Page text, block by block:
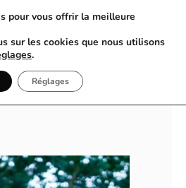
avec Cab
Paris
pour vous offrir la meilleure
sur les cookies que nous utilisons
.
Réglages